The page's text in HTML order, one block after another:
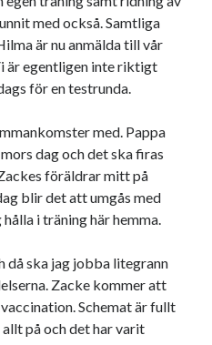
med också. Samtliga
är nu anmälda till vår
är egentligen inte riktigt
för en testrunda.
med. Pappa
dag och det ska firas
föräldrar mitt på
blir det att umgås med
hålla i träning här hemma.
då ska jag jobba litegrann
Zacke kommer att
Schemat är fullt
på och det har varit